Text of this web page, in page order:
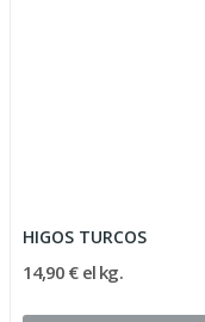
HIGOS TURCOS
14,90 € el kg.